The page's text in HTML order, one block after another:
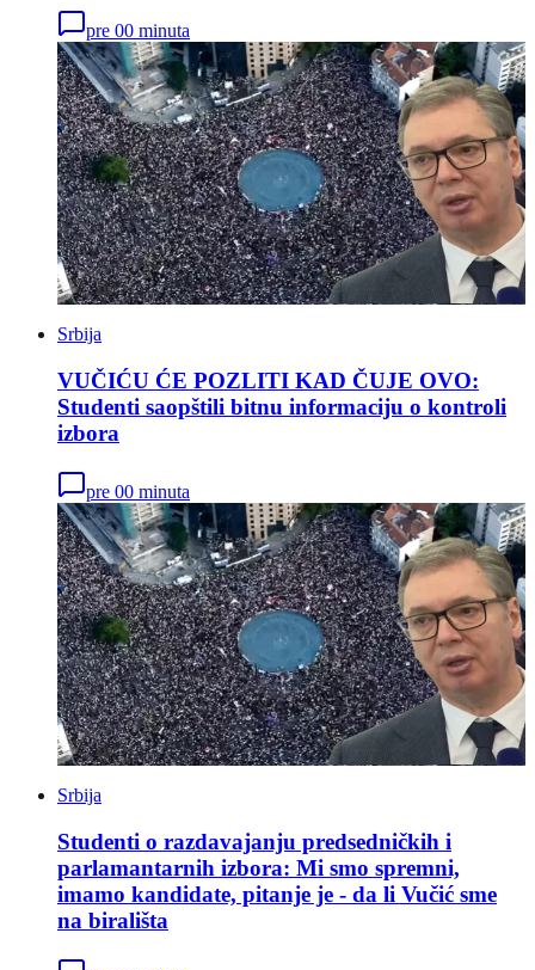
pre 00 minuta
Srbija
VUČIĆU ĆE POZLITI KAD ČUJE OVO:
Studenti saopštili bitnu informaciju o kontroli
izbora
pre 00 minuta
Srbija
Studenti o razdavajanju predsedničkih i
parlamantarnih izbora: Mi smo spremni,
imamo kandidate, pitanje je - da li Vučić sme
na birališta